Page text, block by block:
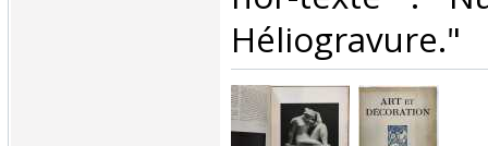
Héliogravure."‎